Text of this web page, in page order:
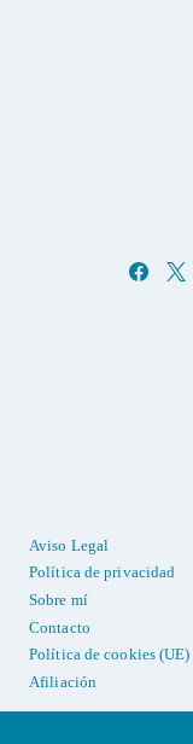
Aviso Legal
Política de privacidad
Sobre mí
Contacto
Política de cookies (UE)
Afiliación